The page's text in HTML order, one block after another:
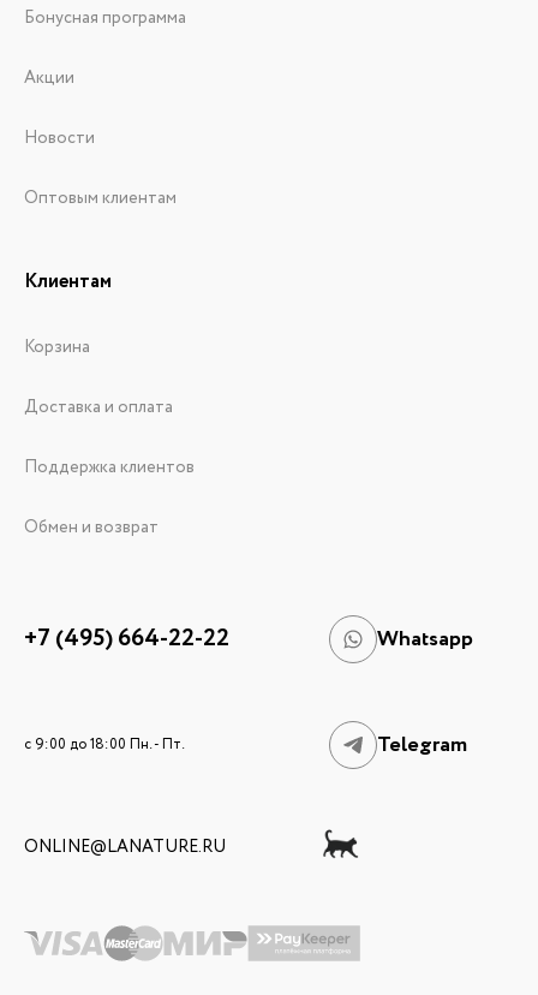
Бонусная программа
Акции
Новости
Оптовым клиентам
Клиентам
Корзина
Доставка и оплата
Поддержка клиентов
Обмен и возврат
+7 (495) 664-22-22 Whatsapp
c 9:00 до 18:00 Пн. - Пт. Telegram
ONLINE@LANATURE.RU